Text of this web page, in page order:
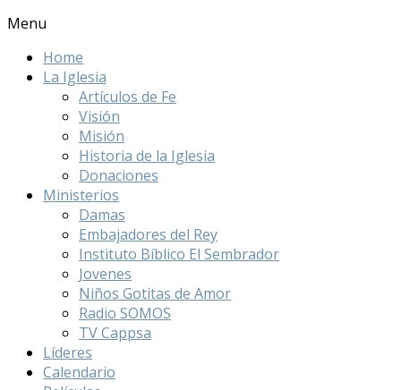
Menu
Home
La Iglesia
Artículos de Fe
Visión
Misión
Historia de la Iglesia
Donaciones
Ministerios
Damas
Embajadores del Rey
Instituto Bíblico El Sembrador
Jovenes
Niños Gotitas de Amor
Radio SOMOS
TV Cappsa
Líderes
Calendario